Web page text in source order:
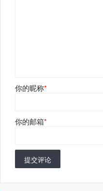
你的昵称*
你的邮箱*
提交评论